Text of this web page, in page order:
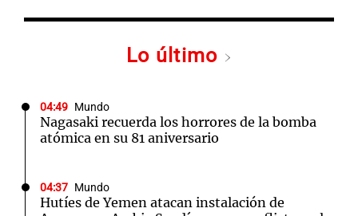
Lo último
04:49 Mundo
Nagasaki recuerda los horrores de la bomba
atómica en su 81 aniversario
04:37 Mundo
Hutíes de Yemen atacan instalación de